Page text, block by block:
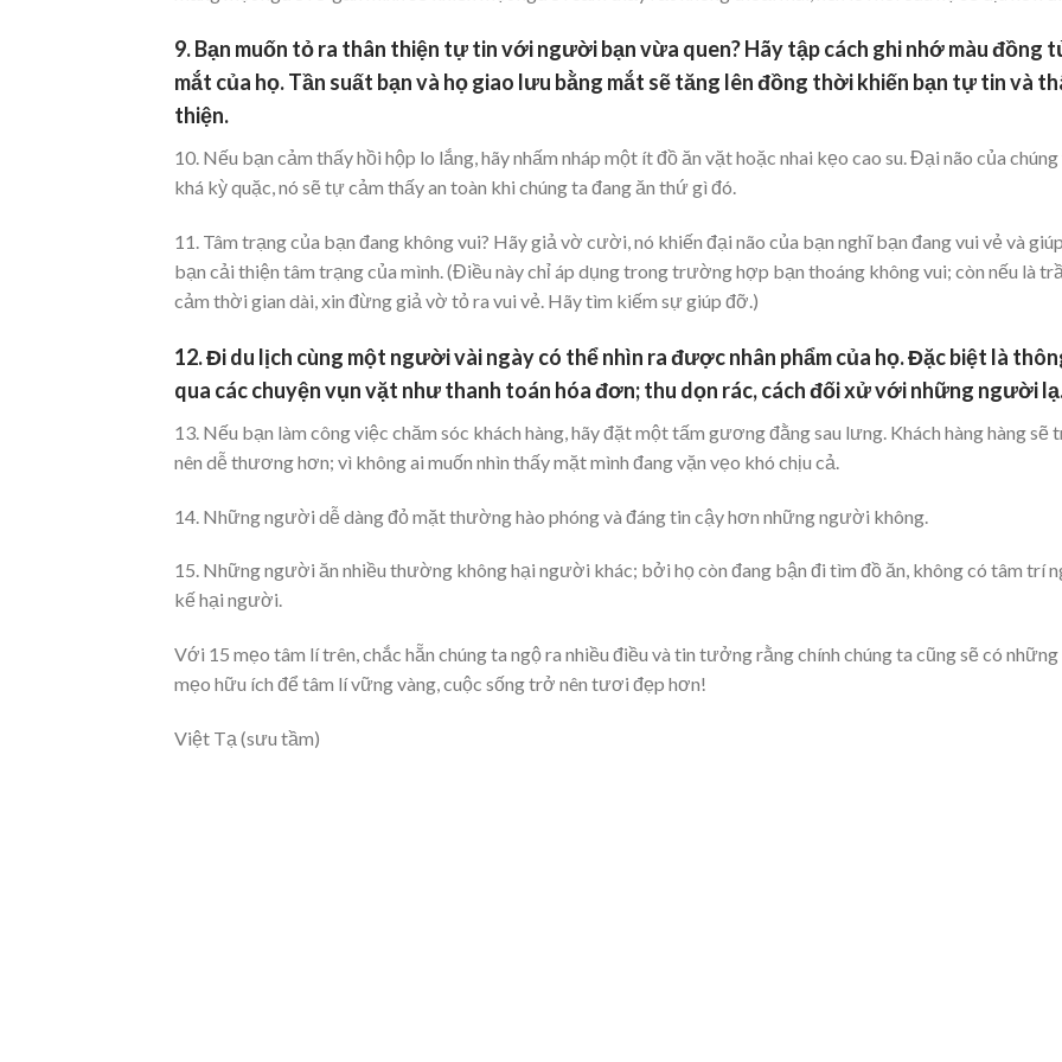
9. Bạn muốn tỏ ra thân thiện tự tin với người bạn vừa quen? Hãy tập cách ghi nhớ màu đồng
mắt của họ. Tần suất bạn và họ giao lưu bằng mắt sẽ tăng lên đồng thời khiến bạn tự tin và
thiện.
10. Nếu bạn cảm thấy hồi hộp lo lắng, hãy nhấm nháp một ít đồ ăn vặt hoặc nhai kẹo cao su. Đại não của chúng
khá kỳ quặc, nó sẽ tự cảm thấy an toàn khi chúng ta đang ăn thứ gì đó.
11. Tâm trạng của bạn đang không vui? Hãy giả vờ cười, nó khiến đại não của bạn nghĩ bạn đang vui vẻ và giúp
bạn cải thiện tâm trạng của mình. (Điều này chỉ áp dụng trong trường hợp bạn thoáng không vui; còn nếu là
cảm thời gian dài, xin đừng giả vờ tỏ ra vui vẻ. Hãy tìm kiếm sự giúp đỡ.)
12. Đi du lịch cùng một người vài ngày có thể nhìn ra được nhân phẩm của họ.Đặc biệt là
qua các chuyện vụn vặt như thanh toán hóa đơn; thu dọn rác, cách đối xử với những người
13. Nếu bạn làm công việc chăm sóc khách hàng, hãy đặt một tấm gương đằng sau lưng. Khách hàng hàng sẽ
nên dễ thương hơn; vì không ai muốn nhìn thấy mặt mình đang vặn vẹo khó chịu cả.
14. Những người dễ dàng đỏ mặt thường hào phóng và đáng tin cậy hơn những người không.
15. Những người ăn nhiều thường không hại người khác; bởi họ còn đang bận đi tìm đồ ăn, không có tâm trí
kế hại người.
Với 15 mẹo tâm lí trên, chắc hẵn chúng ta ngộ ra nhiều điều và tin tưởng rằng chính chúng ta cũng sẽ có những
mẹo hữu ích để tâm lí vững vàng, cuộc sống trở nên tươi đẹp hơn!
Việt Tạ (sưu tầm)